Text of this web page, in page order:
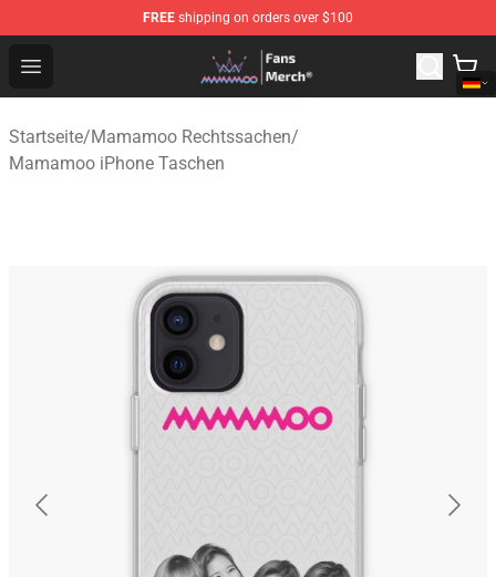
FREE shipping on orders over $100
Open menu
Mamamoo Store - Official Mamamoo Merchandise Shop
Startseite/Mamamoo Rechtssachen/
Mamamoo iPhone Taschen